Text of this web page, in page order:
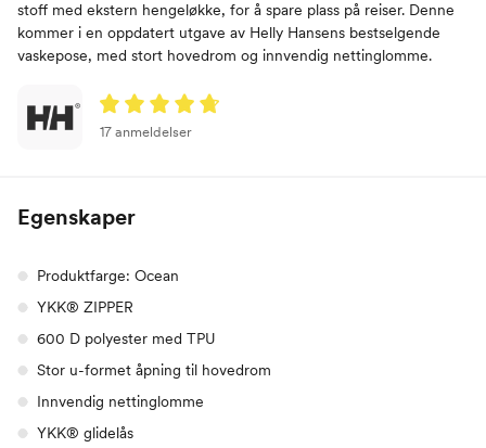
stoff med ekstern hengeløkke, for å spare plass på reiser. Denne
kommer i en oppdatert utgave av Helly Hansens bestselgende
vaskepose, med stort hovedrom og innvendig nettinglomme.
17 anmeldelser
Egenskaper
Produktfarge: Ocean
YKK® ZIPPER
600 D polyester med TPU
Stor u-formet åpning til hovedrom
Innvendig nettinglomme
YKK® glidelås